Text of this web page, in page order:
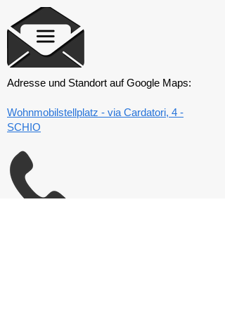
Adresse und Standort auf Google Maps:
Wohnmobilstellplatz - via Cardatori, 4 -
SCHIO